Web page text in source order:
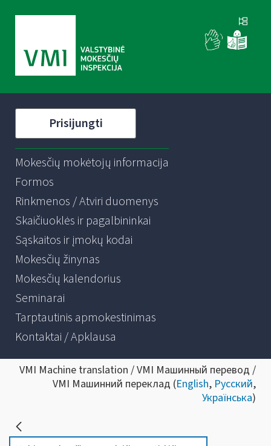
Prisijungti
Mokesčių mokėtojų informacija
Formos
Rinkmenos / Atviri duomenys
Skaičiuoklės ir pagalbininkai
Sąskaitos ir įmokų kodai
Mokesčių žinynas
Mokesčių kalendorius
Seminarai
Tarptautinis apmokestinimas
Kontaktai / Apklausa
VMI Machine translation / VMI Машинный перевод /
VMI Машинний переклад (English, Русский,
Українська)